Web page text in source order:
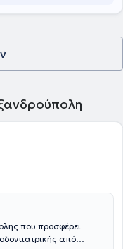
που προσφέρει
από